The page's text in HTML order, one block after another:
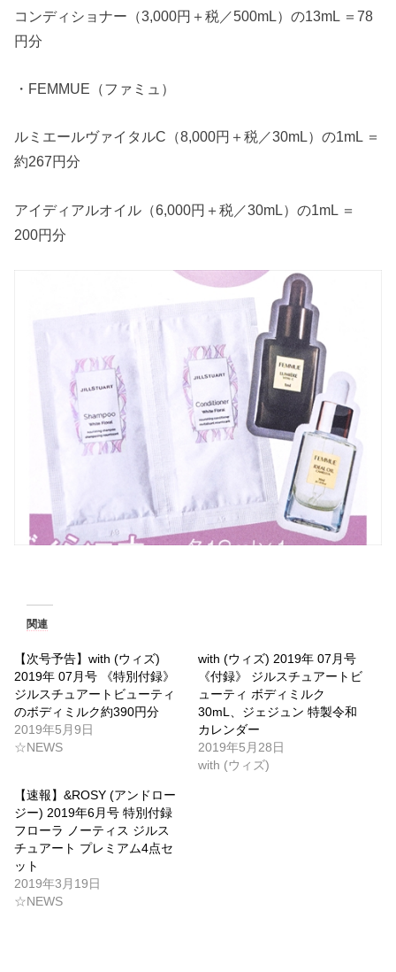
コンディショナー（3,000円＋税／500mL）の13mL ＝78
円分
・FEMMUE（ファミュ）
ルミエールヴァイタルC（8,000円＋税／30mL）の1mL ＝
約267円分
アイディアルオイル（6,000円＋税／30mL）の1mL ＝
200円分
関連
【次号予告】with (ウィズ)
2019年 07月号 《特別付録》
ジルスチュアートビューティ
のボディミルク約390円分
2019年5月9日
☆NEWS
with (ウィズ) 2019年 07月号
《付録》 ジルスチュアートビ
ューティ ボディミルク
30mL、ジェジュン 特製令和
カレンダー
2019年5月28日
with (ウィズ)
【速報】&ROSY (アンドロー
ジー) 2019年6月号 特別付録
フローラ ノーティス ジルス
チュアート プレミアム4点セ
ット
2019年3月19日
☆NEWS